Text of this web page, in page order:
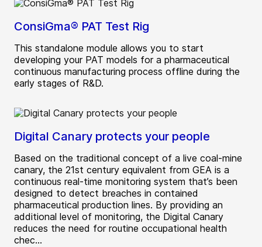
ConsiGma® PAT Test Rig
This standalone module allows you to start
developing your PAT models for a pharmaceutical
continuous manufacturing process offline during the
early stages of R&D.
Digital Canary protects your people
Based on the traditional concept of a live coal-mine
canary, the 21st century equivalent from GEA is a
continuous real-time monitoring system that’s been
designed to detect breaches in contained
pharmaceutical production lines. By providing an
additional level of monitoring, the Digital Canary
reduces the need for routine occupational health
chec...